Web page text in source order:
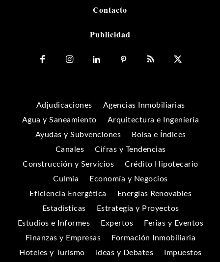
Contacto
Publicidad
Adjudicaciones
Agencias Inmobiliarias
Agua y Saneamiento
Arquitectura e Ingeniería
Ayudas y Subvenciones
Bolsa e Índices
Canales
Cifras y Tendencias
Construcción y Servicios
Crédito Hipotecario
Culmia
Economía y Negocios
Eficiencia Energética
Energías Renovables
Estadísticas
Estrategia y Proyectos
Estudios e Informes
Expertos
Ferias y Eventos
Finanzas y Empresas
Formación Inmobiliaria
Hoteles y Turismo
Ideas y Debates
Impuestos